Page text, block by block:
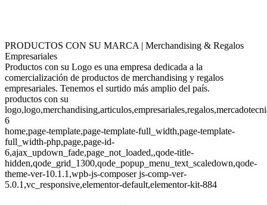
PRODUCTOS CON SU MARCA | Merchandising & Regalos
Empresariales
Productos con su Logo es una empresa dedicada a la
comercialización de productos de merchandising y regalos
empresariales. Tenemos el surtido más amplio del país.
productos con su
6
home,page-template,page-template-full_width,page-template-
full_width-php,page,page-id-
6,ajax_updown_fade,page_not_loaded,,qode-title-
hidden,qode_grid_1300,qode_popup_menu_text_scaledown,qode-
theme-ver-10.1.1,wpb-js-composer js-comp-ver-
5.0.1,vc_responsive,elementor-default,elementor-kit-884